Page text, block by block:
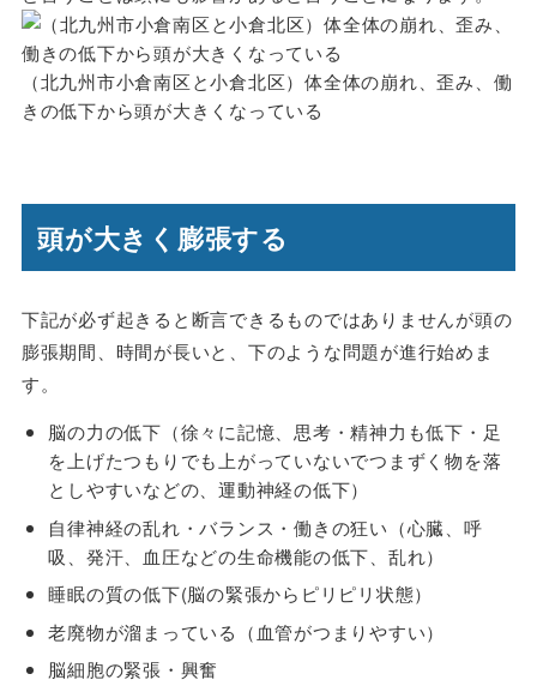
（北九州市小倉南区と小倉北区）体全体の崩れ、歪み、働
きの低下から頭が大きくなっている
頭が大きく膨張する
下記が必ず起きると断言できるものではありませんが頭の
膨張期間、時間が長いと、下のような問題が進行始めま
す。
脳の力の低下（徐々に記憶、思考・精神力も低下・足
を上げたつもりでも上がっていないでつまずく物を落
としやすいなどの、運動神経の低下）
自律神経の乱れ・バランス・働きの狂い（心臓、呼
吸、発汗、血圧などの生命機能の低下、乱れ）
睡眠の質の低下(脳の緊張からピリピリ状態）
老廃物が溜まっている（血管がつまりやすい）
脳細胞の緊張・興奮